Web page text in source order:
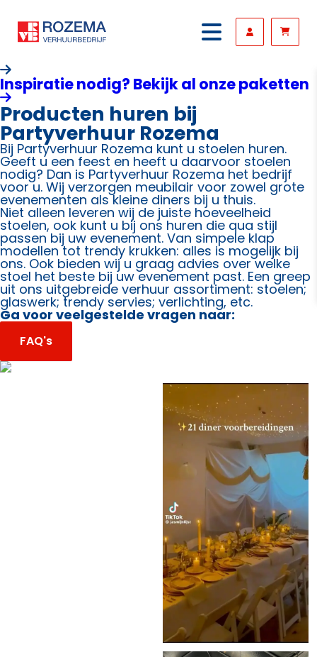
Inspiratie nodig? Bekijk al onze paketten
Producten huren bij
Partyverhuur Rozema
Bij Partyverhuur Rozema kunt u stoelen huren.
Geeft u een feest en heeft u daarvoor stoelen
nodig? Dan is Partyverhuur Rozema het bedrijf
voor u. Wij verzorgen meubilair voor zowel grote
evenementen als kleine diners bij u thuis.
Niet alleen leveren wij de juiste hoeveelheid
stoelen, ook kunt u bij ons huren die qua stijl
passen bij uw evenement. Van simpele klap
modellen tot trendy krukken: alles is mogelijk bij
ons. Ook bieden wij u graag advies over welke
stoel het beste bij uw evenement past. Een greep
uit ons uitgebreide verhuur assortiment: stoelen;
glaswerk; trendy servies; verlichting, etc.
Ga voor veelgestelde vragen naar:
FAQ's